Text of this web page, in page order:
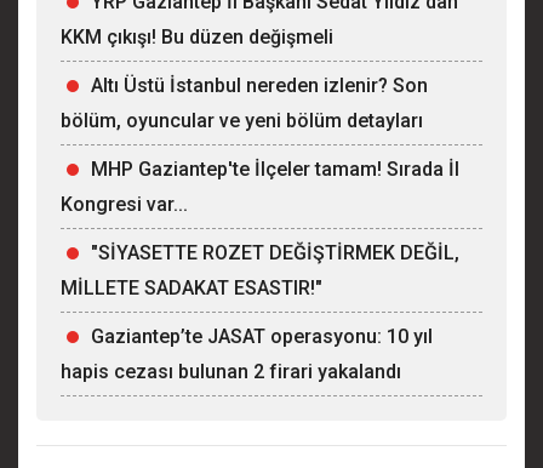
KKM çıkışı! Bu düzen değişmeli
Altı Üstü İstanbul nereden izlenir? Son
bölüm, oyuncular ve yeni bölüm detayları
MHP Gaziantep'te İlçeler tamam! Sırada İl
Kongresi var...
"SİYASETTE ROZET DEĞİŞTİRMEK DEĞİL,
MİLLETE SADAKAT ESASTIR!"
Gaziantep’te JASAT operasyonu: 10 yıl
hapis cezası bulunan 2 firari yakalandı